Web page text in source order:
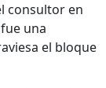
consultor en
una
el bloque